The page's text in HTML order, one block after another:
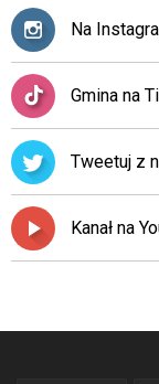
w
czytniku
oraz
mogą
być
wyposażone
w
dedykowane
skróty
klawiaturowe
przyjęte
Na
Gmina na
Tweetuj z
Kanał na